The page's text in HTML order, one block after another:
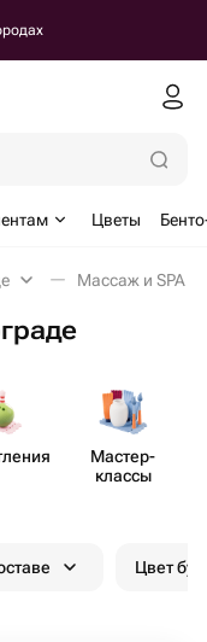
Цветы
Массаж и SPA в
Мастер-​
классы
Цвет